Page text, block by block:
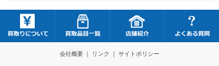
会社概要｜ リンク ｜ サイトポリシー